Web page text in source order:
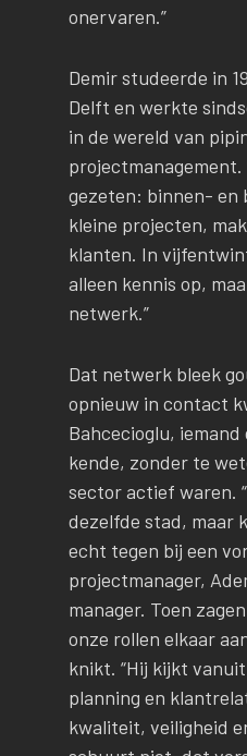
onervaren.”
Demir studeerde in
Delft en werkte
in de wereld van
projectmanagement.
gezeten: binnen- en
kleine projecten,
klanten. In
alleen kennis op,
netwerk.”
Dat netwerk bleek
opnieuw in contact
Bahcecioglu,
kende, zonder te
sector actief waren.
dezelfde stad, maar
echt tegen bij een
projectmanager,
manager. Toen
onze rollen elkaar
knikt. “Hij kijkt
planning en
kwaliteit, veiligheid